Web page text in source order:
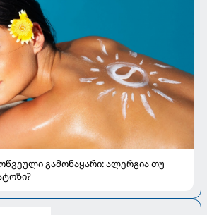
გამონაყარი: ალერგია თუ